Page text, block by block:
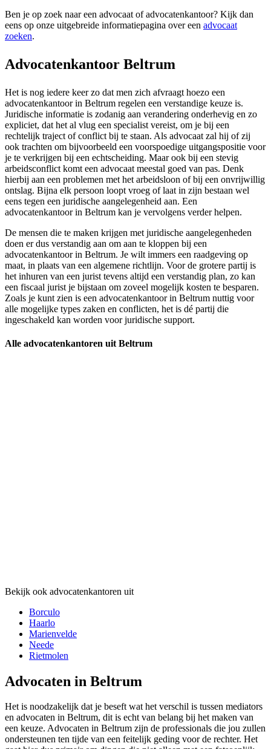
Ben je op zoek naar een advocaat of advocatenkantoor? Kijk dan
eens op onze uitgebreide informatiepagina over een advocaat
zoeken.
Advocatenkantoor Beltrum
Het is nog iedere keer zo dat men zich afvraagt hoezo een
advocatenkantoor in Beltrum regelen een verstandige keuze is.
Juridische informatie is zodanig aan verandering onderhevig en zo
expliciet, dat het al vlug een specialist vereist, om je bij een
rechtelijk traject of conflict bij te staan. Als advocaat zal hij of zij
ook trachten om bijvoorbeeld een voorspoedige uitgangspositie voor
je te verkrijgen bij een echtscheiding. Maar ook bij een stevig
arbeidsconflict komt een advocaat meestal goed van pas. Denk
hierbij aan een problemen met het arbeidsloon of bij een onvrijwillig
ontslag. Bijna elk persoon loopt vroeg of laat in zijn bestaan wel
eens tegen een juridische aangelegenheid aan. Een
advocatenkantoor in Beltrum kan je vervolgens verder helpen.
De mensen die te maken krijgen met juridische aangelegenheden
doen er dus verstandig aan om aan te kloppen bij een
advocatenkantoor in Beltrum. Je wilt immers een raadgeving op
maat, in plaats van een algemene richtlijn. Voor de grotere partij is
het inhuren van een jurist tevens altijd een verstandig plan, zo kan
een fiscaal jurist je bijstaan om zoveel mogelijk kosten te besparen.
Zoals je kunt zien is een advocatenkantoor in Beltrum nuttig voor
alle mogelijke types zaken en conflicten, het is dé partij die
ingeschakeld kan worden voor juridische support.
Alle advocatenkantoren uit Beltrum
Bekijk ook advocatenkantoren uit
Borculo
Haarlo
Marienvelde
Neede
Rietmolen
Advocaten in Beltrum
Het is noodzakelijk dat je beseft wat het verschil is tussen mediators
en advocaten in Beltrum, dit is echt van belang bij het maken van
een keuze. Advocaten in Beltrum zijn de professionals die jou zullen
ondersteunen ten tijde van een feitelijk geding voor de rechter. Het